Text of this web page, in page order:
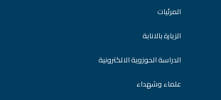
المرئيات
الزيارة بالانابة
الدراسة الحوزوية الالكترونية
علماء وشهداء